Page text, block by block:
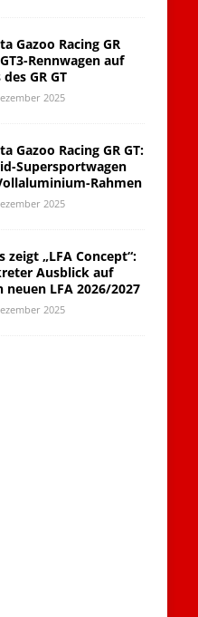
Gazoo Racing GR
Rennwagen auf
des GR GT
2025
Gazoo Racing GR GT:
Supersportwagen
Rahmen
2025
zeigt „LFA Concept“:
Ausblick auf
neuen LFA 2026/2027
2025